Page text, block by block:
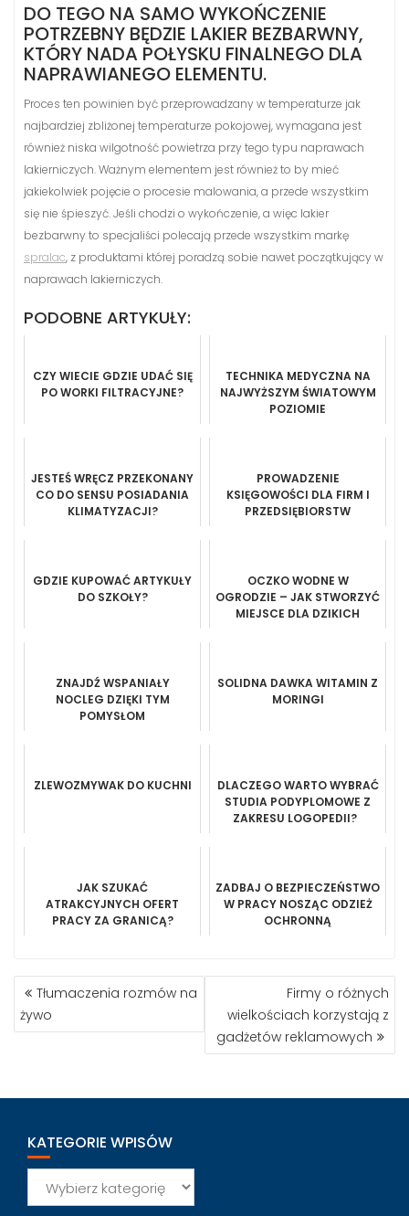
DO TEGO NA SAMO WYKOŃCZENIE
POTRZEBNY BĘDZIE LAKIER BEZBARWNY,
KTÓRY NADA POŁYSKU FINALNEGO DLA
NAPRAWIANEGO ELEMENTU.
Proces ten powinien być przeprowadzany w temperaturze jak
najbardziej zbliżonej temperaturze pokojowej, wymagana jest
również niska wilgotność powietrza przy tego typu naprawach
lakierniczych. Ważnym elementem jest również to by mieć
jakiekolwiek pojęcie o procesie malowania, a przede wszystkim
się nie śpieszyć. Jeśli chodzi o wykończenie, a więc lakier
bezbarwny to specjaliści polecają przede wszystkim markę
spralac, z produktami której poradzą sobie nawet początkujący w
naprawach lakierniczych.
PODOBNE ARTYKUŁY:
CZY WIECIE GDZIE UDAĆ SIĘ
PO WORKI FILTRACYJNE?
TECHNIKA MEDYCZNA NA
NAJWYŻSZYM ŚWIATOWYM
POZIOMIE
JESTEŚ WRĘCZ PRZEKONANY
CO DO SENSU POSIADANIA
KLIMATYZACJI?
PROWADZENIE
KSIĘGOWOŚCI DLA FIRM I
PRZEDSIĘBIORSTW
GDZIE KUPOWAĆ ARTYKUŁY
DO SZKOŁY?
OCZKO WODNE W
OGRODZIE – JAK STWORZYĆ
MIEJSCE DLA DZIKICH
ZNAJDŹ WSPANIAŁY
NOCLEG DZIĘKI TYM
POMYSŁOM
SOLIDNA DAWKA WITAMIN Z
MORINGI
ZLEWOZMYWAK DO KUCHNI
DLACZEGO WARTO WYBRAĆ
STUDIA PODYPLOMOWE Z
ZAKRESU LOGOPEDII?
JAK SZUKAĆ
ATRAKCYJNYCH OFERT
PRACY ZA GRANICĄ?
ZADBAJ O BEZPIECZEŃSTWO
W PRACY NOSZĄC ODZIEŻ
OCHRONNĄ
NAWIGACJA
WPISU
Tłumaczenia rozmów na
żywo
Firmy o różnych
wielkościach korzystają z
gadżetów reklamowych
KATEGORIE WPISÓW
wpisów